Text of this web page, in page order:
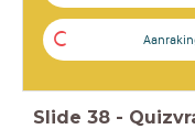
C
Slide 38 -